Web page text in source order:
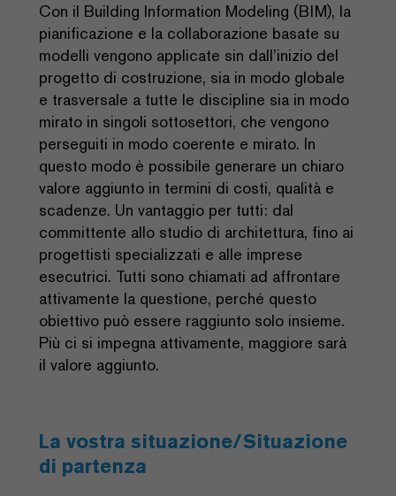
Con il Building Information Modeling (BIM), la
pianificazione e la collaborazione basate su
modelli vengono applicate sin dall’inizio del
progetto di costruzione, sia in modo globale
e trasversale a tutte le discipline sia in modo
mirato in singoli sottosettori, che vengono
perseguiti in modo coerente e mirato. In
questo modo è possibile generare un chiaro
valore aggiunto in termini di costi, qualità e
scadenze. Un vantaggio per tutti: dal
committente allo studio di architettura, fino ai
progettisti specializzati e alle imprese
esecutrici. Tutti sono chiamati ad affrontare
attivamente la questione, perché questo
obiettivo può essere raggiunto solo insieme.
Più ci si impegna attivamente, maggiore sarà
il valore aggiunto.
La vostra situazione/Situazione
di partenza